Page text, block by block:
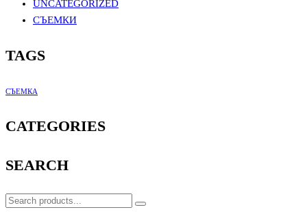
UNCATEGORIZED
СЪЕМКИ
TAGS
СЪЕМКА
CATEGORIES
SEARCH